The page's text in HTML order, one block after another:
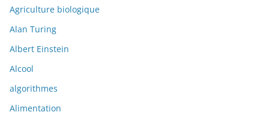
Agriculture biologique
Alan Turing
Albert Einstein
Alcool
algorithmes
Alimentation